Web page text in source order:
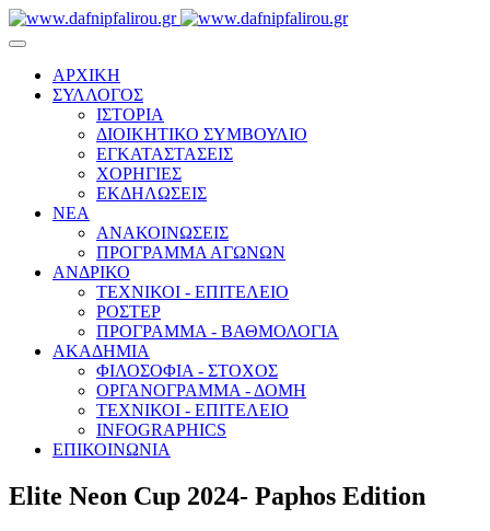
ΑΡΧΙΚΗ
ΣΥΛΛΟΓΟΣ
ΙΣΤΟΡΙΑ
ΔΙΟΙΚΗΤΙΚΟ ΣΥΜΒΟΥΛΙΟ
ΕΓΚΑΤΑΣΤΑΣΕΙΣ
ΧΟΡΗΓΙΕΣ
ΕΚΔΗΛΩΣΕΙΣ
ΝΕΑ
ΑΝΑΚΟΙΝΩΣΕΙΣ
ΠΡΟΓΡΑΜΜΑ ΑΓΩΝΩΝ
ΑΝΔΡΙΚΟ
ΤΕΧΝΙΚΟΙ - ΕΠΙΤΕΛΕΙΟ
ΡΟΣΤΕΡ
ΠΡΟΓΡΑΜΜΑ - ΒΑΘΜΟΛΟΓΙΑ
ΑΚΑΔΗΜΙΑ
ΦΙΛΟΣΟΦΙΑ - ΣΤΟΧΟΣ
ΟΡΓΑΝΟΓΡΑΜΜΑ - ΔΟΜΗ
ΤΕΧΝΙΚΟΙ - ΕΠΙΤΕΛΕΙΟ
INFOGRAPHICS
ΕΠΙΚΟΙΝΩΝΙΑ
Elite Neon Cup 2024- Paphos Edition